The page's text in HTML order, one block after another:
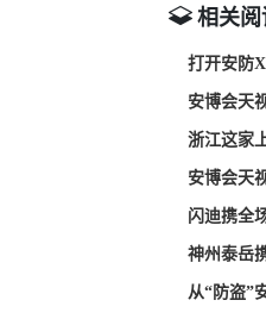
相关
打开安防
安博会天
浙江这家
安博会天
闪迪携全
神州泰岳
从“防盗”